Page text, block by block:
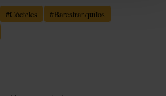
#Cócteles #Barestranquilos